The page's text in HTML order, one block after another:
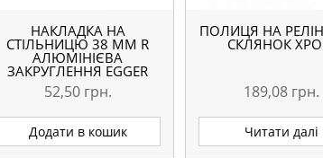
НАКЛАДКА НА
СТІЛЬНИЦЮ 38 ММ R
АЛЮМІНІЄВА
ЗАКРУГЛЕННЯ EGGER
ЛІВА
52,50 грн.
Додати в кошик
ПОЛИЦЯ НА
СКЛЯНОК
189,08 грн.
Читати далі